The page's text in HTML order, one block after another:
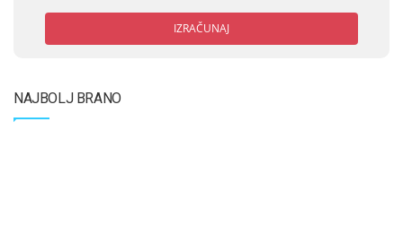
IZRAČUNAJ
NAJBOLJ BRANO